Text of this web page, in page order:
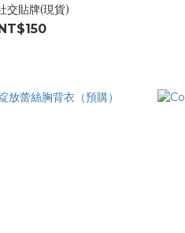
交貼牌(現貨)